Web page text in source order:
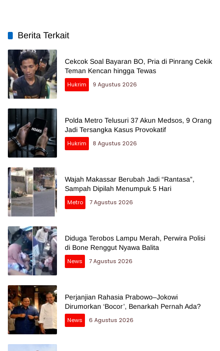
Berita Terkait
Cekcok Soal Bayaran BO, Pria di Pinrang Cekik
Teman Kencan hingga Tewas
Hukrim
9 Agustus 2026
Polda Metro Telusuri 37 Akun Medsos, 9 Orang
Jadi Tersangka Kasus Provokatif
Hukrim
8 Agustus 2026
Wajah Makassar Berubah Jadi “Rantasa”,
Sampah Dipilah Menumpuk 5 Hari
Metro
7 Agustus 2026
Diduga Terobos Lampu Merah, Perwira Polisi
di Bone Renggut Nyawa Balita
News
7 Agustus 2026
Perjanjian Rahasia Prabowo–Jokowi
Dirumorkan ‘Bocor’, Benarkah Pernah Ada?
News
6 Agustus 2026